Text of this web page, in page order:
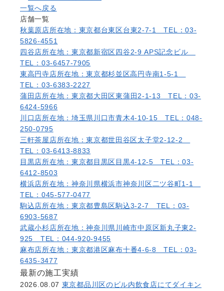
一覧へ戻る
店舗一覧
秋葉原店所在地：東京都台東区台東2-7-1 TEL：03-
5826-4551
四谷店所在地：東京都新宿区四谷2-9 APS記念ビル
TEL：03-6457-7905
東高円寺店所在地：東京都杉並区高円寺南1-5-1
TEL：03-6383-2227
蒲田店所在地：東京都大田区東蒲田2-1-13 TEL：03-
6424-5966
川口店所在地：埼玉県川口市青木4-10-15 TEL：048-
250-0795
三軒茶屋店所在地：東京都世田谷区太子堂2-12-2
TEL：03-6413-8833
目黒店所在地：東京都目黒区目黒4-12-5 TEL：03-
6412-8503
横浜店所在地：神奈川県横浜市神奈川区二ツ谷町1-1
TEL：045-577-0477
駒込店所在地：東京都豊島区駒込3-2-7 TEL：03-
6903-5687
武蔵小杉店所在地：神奈川県川崎市中原区新丸子東2-
925 TEL：044-920-9455
麻布店所在地：東京都港区麻布十番4-6-8 TEL：03-
6435-3477
最新の施工実績
2026.08.07 東京都品川区のビル内飲食店にてダイキン